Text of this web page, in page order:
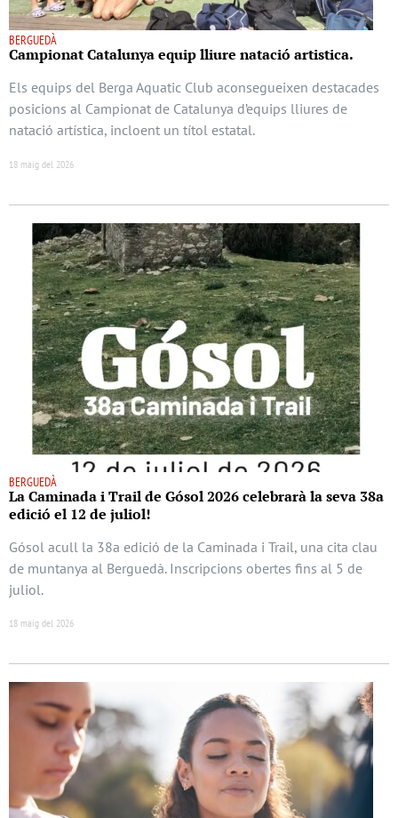
BERGUEDÀ
Campionat Catalunya equip lliure natació artistica.
Els equips del Berga Aquatic Club aconsegueixen destacades
posicions al Campionat de Catalunya d’equips lliures de
natació artística, incloent un títol estatal.
18 maig del 2026
BERGUEDÀ
La Caminada i Trail de Gósol 2026 celebrarà la seva 38a
edició el 12 de juliol!
Gósol acull la 38a edició de la Caminada i Trail, una cita clau
de muntanya al Berguedà. Inscripcions obertes fins al 5 de
juliol.
18 maig del 2026